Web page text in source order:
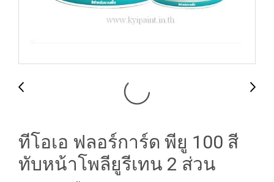
ทีโอเอ ฟลอร์การ์ด พียู 100 สี
ทับหน้าโพลียูรีเทน 2 ส่วน